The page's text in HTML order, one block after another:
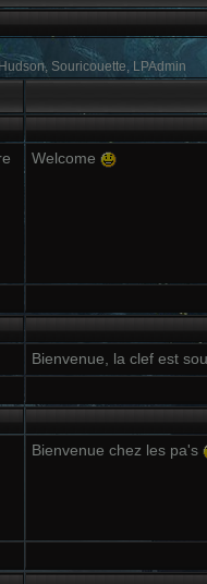
Souricouette, LPAdmin
Welcome
Bienvenue, la clef est
Bienvenue chez les pa's